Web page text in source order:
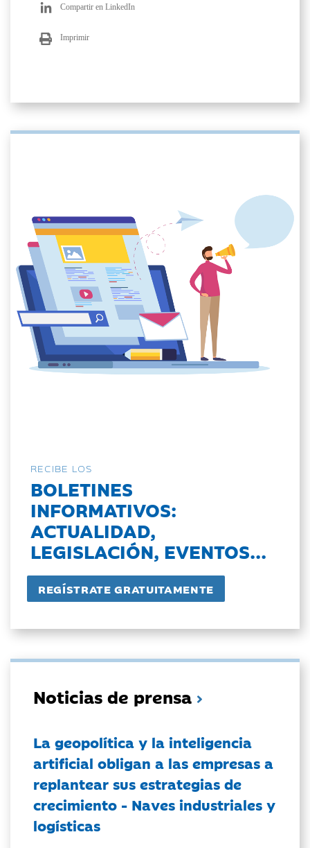
Compartir en LinkedIn
Imprimir
RECIBE LOS
BOLETINES
INFORMATIVOS:
ACTUALIDAD,
LEGISLACIÓN, EVENTOS...
Noticias de prensa
La geopolítica y la inteligencia
artificial obligan a las empresas a
replantear sus estrategias de
crecimiento - Naves industriales y
logísticas